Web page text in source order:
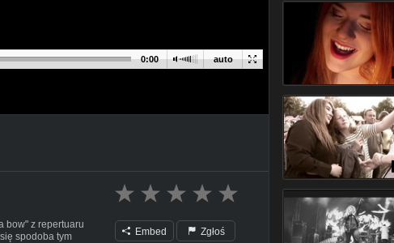
auto
0:00
bow" z repertuaru
spodoba tym
Embed Zgłoś